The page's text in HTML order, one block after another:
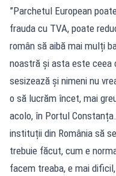
”Parchetul European
frauda cu TVA, poate
român să aibă mai mulți
noastră și asta este ceea
sesizează și nimeni nu
o să lucrăm încet, mai
acolo, în Portul
instituții din România să
trebuie făcut, cum e
facem treaba, e mai